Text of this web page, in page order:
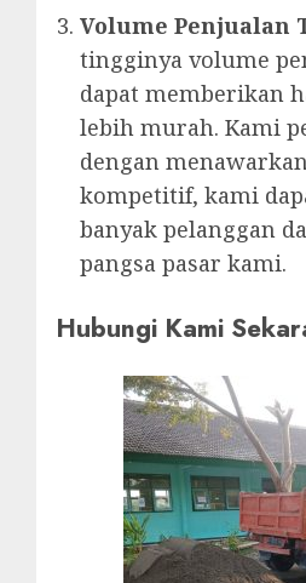
Volume Penjualan
tingginya volume
dapat memberikan
lebih murah. Kami
dengan
kompetitif, kami
banyak pelanggan
pangsa pasar kami.
Hubungi Kami